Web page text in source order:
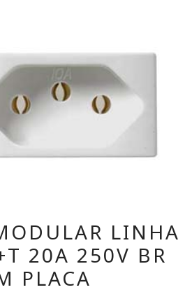
LINHA
20A 250V BR
PLACA